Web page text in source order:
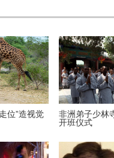
位”造视觉
非洲弟子少林
开班仪式